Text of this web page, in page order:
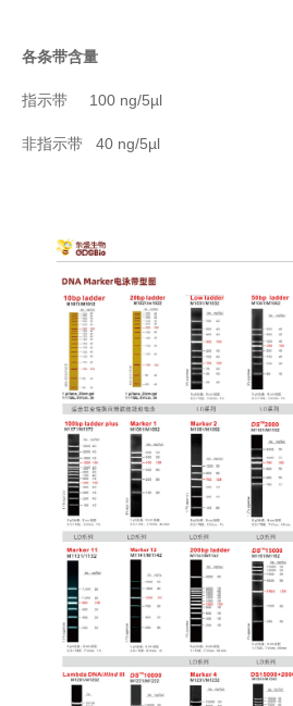
各条带含量
指示带 100 ng/5µl
非指示带 40 ng/5µl